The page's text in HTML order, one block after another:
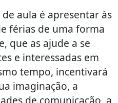
aula é apresentar às
férias de uma forma
que as ajude a se
e interessadas em
tempo, incentivará
imaginação, a